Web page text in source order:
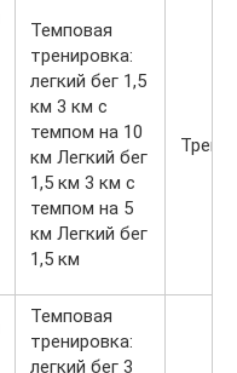
Темповая
тренировка:
легкий бег 1,5
км 3 км с
темпом на 10
км Легкий бег
1,5 км 3 км с
темпом на 5
км Легкий бег
1,5 км
Темповая
тренировка:
легкий бег 3